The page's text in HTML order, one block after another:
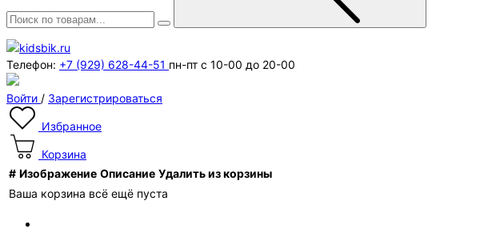
Телефон: +7 (929) 628-44-51 пн-пт с 10-00 до 20-00
Войти / Зарегистрироваться
Избранное
Корзина
# Изображение Описание Удалить из корзины
Ваша корзина всё ещё пуста